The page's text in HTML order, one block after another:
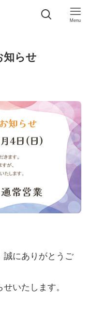
Menu
知らせ
誠にありがとうご
いたします。